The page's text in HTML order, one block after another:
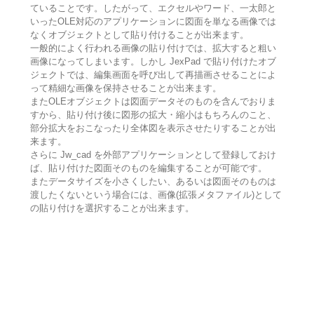
ていることです。したがって、エクセルやワード、一太郎と
いったOLE対応のアプリケーションに図面を単なる画像では
なくオブジェクトとして貼り付けることが出来ます。
一般的によく行われる画像の貼り付けでは、拡大すると粗い
画像になってしまいます。しかし JexPad で貼り付けたオブ
ジェクトでは、編集画面を呼び出して再描画させることによ
って精細な画像を保持させることが出来ます。
またOLEオブジェクトは図面データそのものを含んでおりま
すから、貼り付け後に図形の拡大・縮小はもちろんのこと、
部分拡大をおこなったり全体図を表示させたりすることが出
来ます。
さらに Jw_cad を外部アプリケーションとして登録しておけ
ば、貼り付けた図面そのものを編集することが可能です。
またデータサイズを小さくしたい、あるいは図面そのものは
渡したくないという場合には、画像(拡張メタファイル)として
の貼り付けを選択することが出来ます。